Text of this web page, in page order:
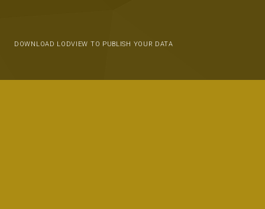
DOWNLOAD LODVIEW TO PUBLISH YOUR DATA